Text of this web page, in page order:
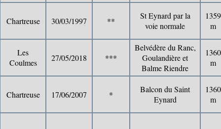
Chartreuse 30/03/1997 **
St Eynard par la
voie normale
1359
m
Les
Coulmes
27/05/2018 ***
Belvédère du Ranc,
Goulandière et
Balme Riendre
1360
m
Chartreuse 17/06/2007 *
Balcon du Saint
Eynard
1360
m